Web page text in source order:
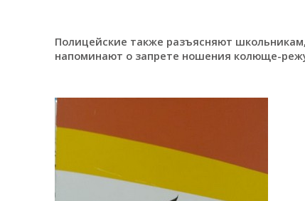
Полицейские также разъясняют
напоминают о запрете ношения колюще-